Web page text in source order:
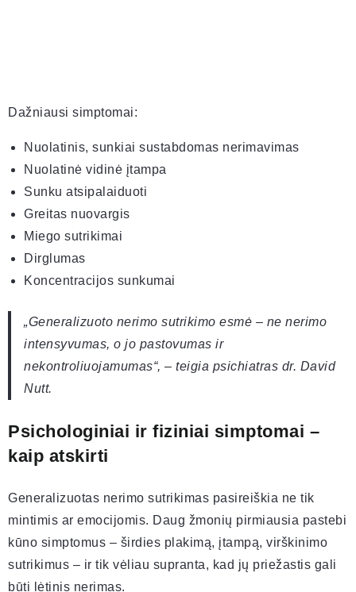
Dažniausi simptomai:
Nuolatinis, sunkiai sustabdomas nerimavimas
Nuolatinė vidinė įtampa
Sunku atsipalaiduoti
Greitas nuovargis
Miego sutrikimai
Dirglumas
Koncentracijos sunkumai
„Generalizuoto nerimo sutrikimo esmė – ne nerimo
intensyvumas, o jo pastovumas ir
nekontroliuojamumas“, – teigia psichiatras dr. David
Nutt.
Psichologiniai ir fiziniai simptomai –
kaip atskirti
Generalizuotas nerimo sutrikimas pasireiškia ne tik
mintimis ar emocijomis. Daug žmonių pirmiausia pastebi
kūno simptomus – širdies plakimą, įtampą, virškinimo
sutrikimus – ir tik vėliau supranta, kad jų priežastis gali
būti lėtinis nerimas.